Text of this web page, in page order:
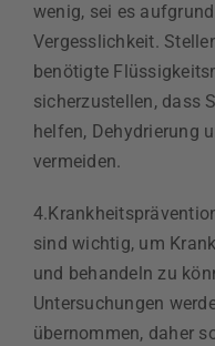
wenig, sei es
Vergesslichkeit.
benötigte
sicherzustellen, dass
helfen, Dehydrierung
vermeiden.
sind wichtig, um
und behandeln zu
Untersuchungen
übernommen, daher